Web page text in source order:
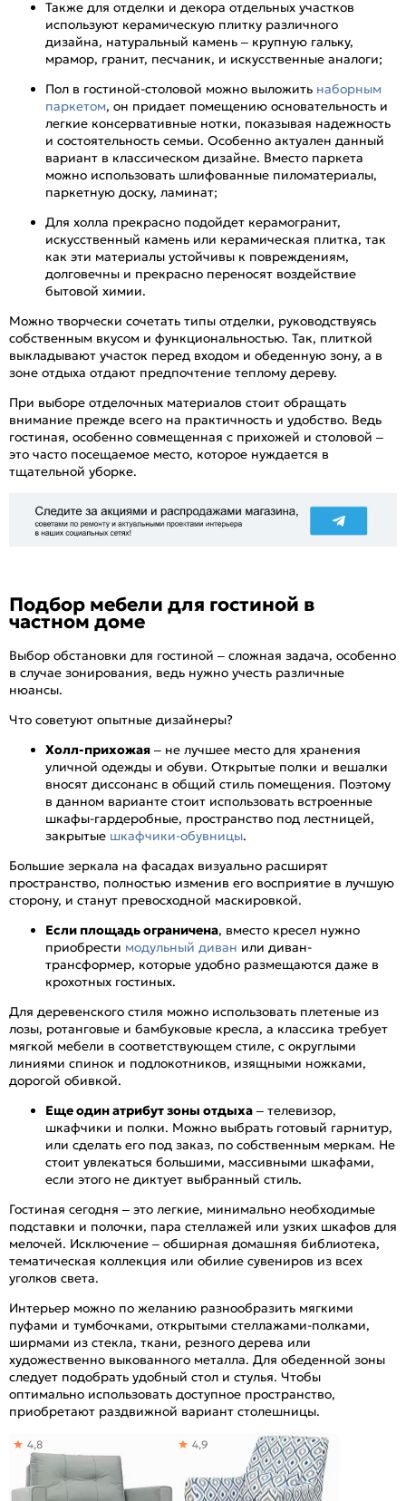
Также для отделки и декора отдельных участков
используют керамическую плитку различного
дизайна, натуральный камень – крупную гальку,
мрамор, гранит, песчаник, и искусственные аналоги;
Пол в гостиной-столовой можно выложить наборным
паркетом, он придает помещению основательность и
легкие консервативные нотки, показывая надежность
и состоятельность семьи. Особенно актуален данный
вариант в классическом дизайне. Вместо паркета
можно использовать шлифованные пиломатериалы,
паркетную доску, ламинат;
Для холла прекрасно подойдет керамогранит,
искусственный камень или керамическая плитка, так
как эти материалы устойчивы к повреждениям,
долговечны и прекрасно переносят воздействие
бытовой химии.
Можно творчески сочетать типы отделки, руководствуясь
собственным вкусом и функциональностью. Так, плиткой
выкладывают участок перед входом и обеденную зону, а в
зоне отдыха отдают предпочтение теплому дереву.
При выборе отделочных материалов стоит обращать
внимание прежде всего на практичность и удобство. Ведь
гостиная, особенно совмещенная с прихожей и столовой –
это часто посещаемое место, которое нуждается в
тщательной уборке.
Подбор мебели для гостиной в
частном доме
Выбор обстановки для гостиной – сложная задача, особенно
в случае зонирования, ведь нужно учесть различные
нюансы.
Что советуют опытные дизайнеры?
Холл-прихожая – не лучшее место для хранения
уличной одежды и обуви. Открытые полки и вешалки
вносят диссонанс в общий стиль помещения. Поэтому
в данном варианте стоит использовать встроенные
шкафы-гардеробные, пространство под лестницей,
закрытые шкафчики-обувницы.
Большие зеркала на фасадах визуально расширят
пространство, полностью изменив его восприятие в лучшую
сторону, и станут превосходной маскировкой.
Если площадь ограничена, вместо кресел нужно
приобрести модульный диван или диван-
трансформер, которые удобно размещаются даже в
крохотных гостиных.
Для деревенского стиля можно использовать плетеные из
лозы, ротанговые и бамбуковые кресла, а классика требует
мягкой мебели в соответствующем стиле, с округлыми
линиями спинок и подлокотников, изящными ножками,
дорогой обивкой.
Еще один атрибут зоны отдыха – телевизор,
шкафчики и полки. Можно выбрать готовый гарнитур,
или сделать его под заказ, по собственным меркам. Не
стоит увлекаться большими, массивными шкафами,
если этого не диктует выбранный стиль.
Гостиная сегодня – это легкие, минимально необходимые
подставки и полочки, пара стеллажей или узких шкафов для
мелочей. Исключение – обширная домашняя библиотека,
тематическая коллекция или обилие сувениров из всех
уголков света.
Интерьер можно по желанию разнообразить мягкими
пуфами и тумбочками, открытыми стеллажами-полками,
ширмами из стекла, ткани, резного дерева или
художественно выкованного металла. Для обеденной зоны
следует подобрать удобный стол и стулья. Чтобы
оптимально использовать доступное пространство,
приобретают раздвижной вариант столешницы.
4,8 4,9